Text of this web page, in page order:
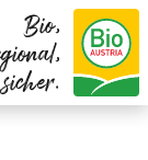
Bio,
sicher.